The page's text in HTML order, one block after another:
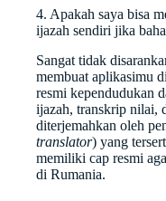
4. Apakah saya bisa
ijazah sendiri jika
Sangat tidak
membuat aplikasimu
resmi kependudukan
ijazah, transkrip nilai,
diterjemahkan oleh
translator) yang
memiliki cap resmi
di Rumania.